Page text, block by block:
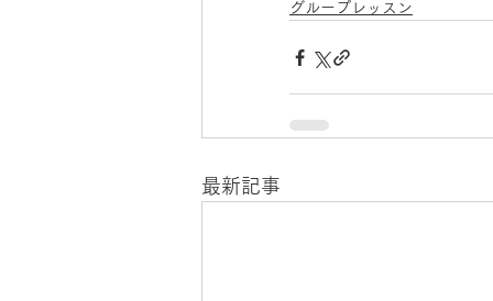
グループレッスン
最新記事